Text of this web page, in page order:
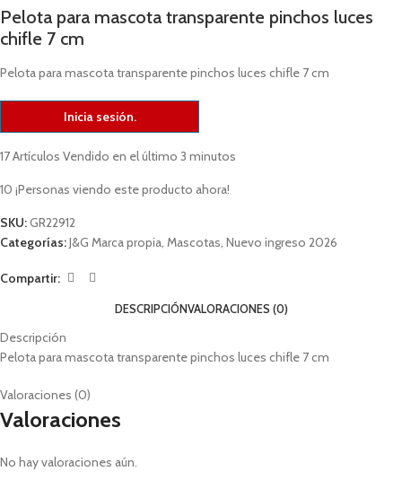
Pelota para mascota transparente pinchos luces
chifle 7 cm
Pelota para mascota transparente pinchos luces chifle 7 cm
Inicia sesión.
17Artículos Vendido en el último 3 minutos
10 ¡Personas viendo este producto ahora!
SKU:GR22912
Categorías:J&G Marca propia, Mascotas, Nuevo ingreso 2026
Compartir:
DESCRIPCIÓNVALORACIONES (0)
Descripción
Pelota para mascota transparente pinchos luces chifle 7 cm
Valoraciones (0)
Valoraciones
No hay valoraciones aún.